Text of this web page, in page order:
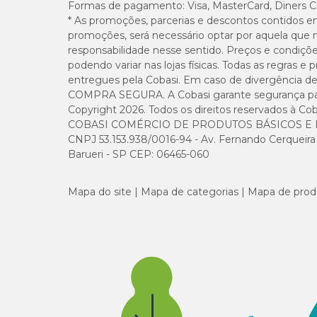
Quando é indicado o uso de probiótico?
O uso é indicado para auxiliar no equilíbrio intestinal,
recomendação veterinária.
Como administrar o suplemento?
Os tabletes são mastigáveis e podem ser oferecidos
rapidamente ou escolha o Cobasi Jápara uma entrega
Formas de pagamento: Visa, MasterCard, Diners
* As promoções, parcerias e descontos contidos
promoções, será necessário optar por aquela
responsabilidade nesse sentido. Preços e
podendo variar nas lojas físicas. Todas as regras
entregues pela Cobasi. Em caso de divergência
COMPRA SEGURA. A Cobasi garante segurança
Copyright 2026. Todos os direitos reservados à
COBASI COMÉRCIO DE PRODUTOS BÁSICOS E
CNPJ 53.153.938/0016-94 - Av. Fernando
Barueri - SP CEP: 06465-060
Mapa do site Mapa de categorias Mapa de